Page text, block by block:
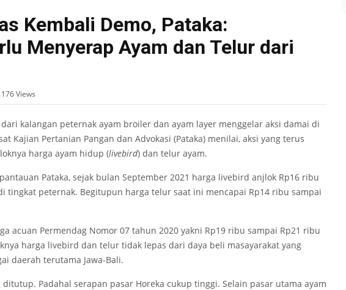
Kembali Demo, Pataka:
Menyerap Ayam dan Telur dari
176Views
kalangan peternak ayam broiler dan ayam layer menggelar aksi damai di
Kajian Pertanian Pangan dan Advokasi (Pataka) menilai, aksi yang terus
harga ayam hidup (livebird) dan telur ayam.
Pataka, sejak bulan September 2021 harga livebird anjlok Rp16 ribu
tingkat peternak. Begitupun harga telur saat ini mencapai Rp14 ribu sampai
acuan Permendag Nomor 07 tahun 2020 yakni Rp19 ribu sampai Rp21 ribu
harga livebird dan telur tidak lepas dari daya beli masayarakat yang
daerah terutama Jawa-Bali.
ditutup. Padahal serapan pasar Horeka cukup tinggi. Selain pasar utama ayam